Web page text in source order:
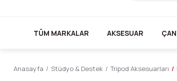
TÜM MARKALAR AKSESUAR
Anasayfa Stüdyo & Destek Tripod Aksesuarları